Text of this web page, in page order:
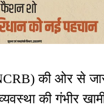
की ओर से
की गंभीर